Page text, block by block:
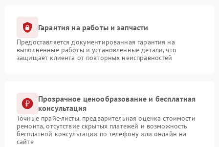
Гарантия на работы и запчасти
Предоставляется документированная гарантия на
выполненные работы и установленные детали, что
защищает клиента от повторных неисправностей
Прозрачное ценообразование и бесплатная
консультация
Точные прайс-листы, предварительная оценка стоимости
ремонта, отсутствие скрытых платежей и возможность
бесплатной консультации по телефону или онлайн на
сайте